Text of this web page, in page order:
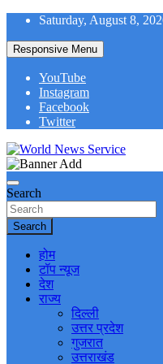
Skip
content
Saturday, August 8,
Responsive Menu
YouTube
Instagram
Facebook
Twitter
World News
Search
Search
होम
टॉप न्यूज
देश
राज्य
दिल्ली
उत्तर प्रदेश
गुजरात
उत्तराखंड